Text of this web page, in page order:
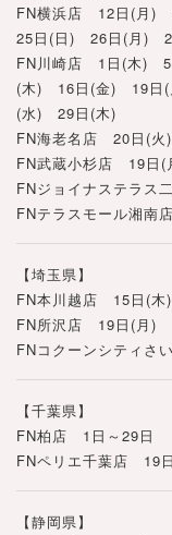
FN横浜店 12日(月
25日(日) 26日(月)
FN川崎店 1日(木)
(木) 16日(金) 19日
(水) 29日(木)
FN海老名店 20日(
FN武蔵小杉店 19日(
FNジョイナステラス
FNテラスモール湘南
【埼玉県】
FN本川越店 15日(木)
FN所沢店 19日(月)
FNコクーンシティさ
【千葉県】
FN柏店 1日～29日
FNペリエ千葉店 19
【静岡県】